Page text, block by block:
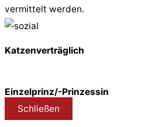
vermittelt werden.
Katzenverträglich
Einzelprinz/-Prinzessin
Schließen